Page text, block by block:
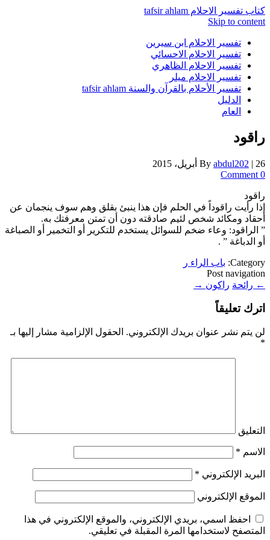
كتاب تفسير الاحلام tafsir ahlam
Skip to content
تفسير الاحلام ابن سيرين
تفسير الاحلام الاحسائي
تفسير الاحلام الظاهري
تفسير الاحلام ميلر
تفسير الأحلام بالقرآن والسنة tafsir ahlam
الدليل
العام
راقود
By abdul202 | 26 أبريل، 2015
0 Comment
راقود
إذا رأيت راقوداً في الحلم فإن هذا ينبئ بقلق وهم سوف ينجمان عن
أحقاد ومكائد شخص لئيم صادقته دون أن تمتن معرفتك به.
” الراقود: وعاء ضخم للسوائل يستخدم للتكرير أو التخمير أو الصباغة
أو الدباغة ” .
Category: باب الراء ر
Post navigation
← رائحة راكون →
اترك تعليقاً
لن يتم نشر عنوان بريدك الإلكتروني. الحقول الإلزامية مشار إليها بـ
*
التعليق
الاسم *
البريد الإلكتروني *
الموقع الإلكتروني
احفظ اسمي، بريدي الإلكتروني، والموقع الإلكتروني في هذا
المتصفح لاستخدامها المرة المقبلة في تعليقي.